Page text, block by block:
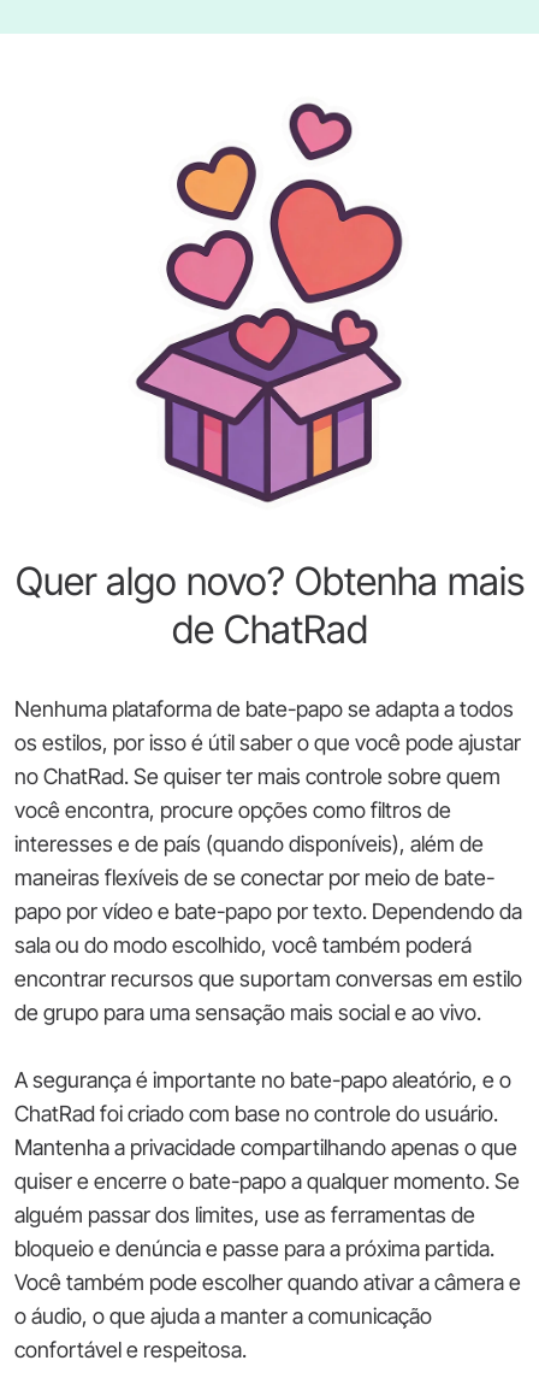
Quer algo novo? Obtenha mais
de ChatRad
Nenhuma plataforma de bate-papo se adapta a todos
os estilos, por isso é útil saber o que você pode ajustar
no ChatRad. Se quiser ter mais controle sobre quem
você encontra, procure opções como filtros de
interesses e de país (quando disponíveis), além de
maneiras flexíveis de se conectar por meio de bate-
papo por vídeo e bate-papo por texto. Dependendo da
sala ou do modo escolhido, você também poderá
encontrar recursos que suportam conversas em estilo
de grupo para uma sensação mais social e ao vivo.
A segurança é importante no bate-papo aleatório, e o
ChatRad foi criado com base no controle do usuário.
Mantenha a privacidade compartilhando apenas o que
quiser e encerre o bate-papo a qualquer momento. Se
alguém passar dos limites, use as ferramentas de
bloqueio e denúncia e passe para a próxima partida.
Você também pode escolher quando ativar a câmera e
o áudio, o que ajuda a manter a comunicação
confortável e respeitosa.